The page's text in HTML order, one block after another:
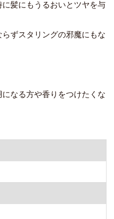
髪にもうるおいとツヤを与
ずスタリングの邪魔にもな
なる方や香りをつけたくな